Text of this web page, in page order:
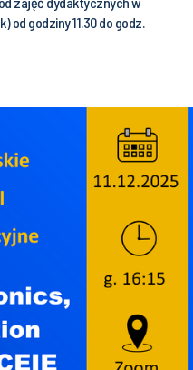
od godziny 11.30 do godz.